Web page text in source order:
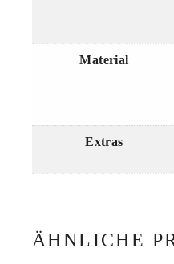
Material
Extras
ÄHNLICHE